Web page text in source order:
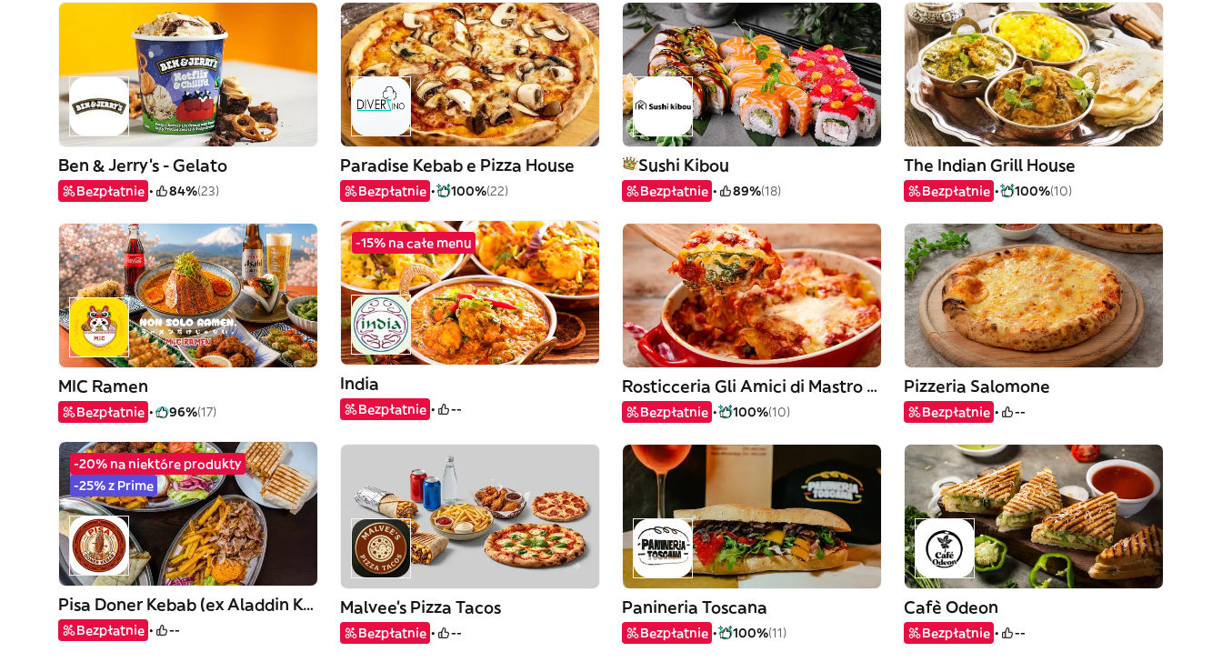
Ben & Jerry's - Gelato
Bezpłatnie 84%(23)
Paradise Kebab e Pizza House
Bezpłatnie 100%(22)
Sushi Kibou
Bezpłatnie 89%(18)
The Indian Grill House
Bezpłatnie 100%(10)
MIC Ramen
Bezpłatnie 96%(17)
-15% na całe menu
India
Bezpłatnie --
Rosticceria Gli Amici di Mastro Ciccio
Bezpłatnie 100%(10)
Pizzeria Salomone
Bezpłatnie --
-20% na niektóre produkty
-25% z Prime
Pisa Doner Kebab (ex Aladdin Kebab)
Bezpłatnie --
Malvee’s Pizza Tacos
Bezpłatnie --
Panineria Toscana
Bezpłatnie 100%(11)
Cafè Odeon
Bezpłatnie --